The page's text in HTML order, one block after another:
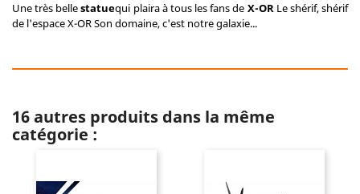
Une très bellestatuequi plaira à tous les fans de X-OR Le shérif, shérif
de l'espace X-OR Son domaine, c'est notre galaxie...
16 autres produits dans la même
catégorie :